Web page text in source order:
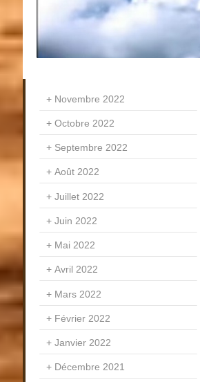
Novembre 2022
Octobre 2022
Septembre 2022
Août 2022
Juillet 2022
Juin 2022
Mai 2022
Avril 2022
Mars 2022
Février 2022
Janvier 2022
Décembre 2021